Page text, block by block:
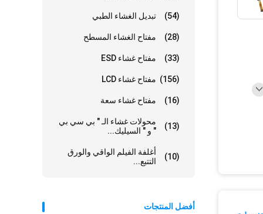
تبديل الغشاء الطبي (54)
مفتاح الغشاء المسطح (28)
مفتاح غشاء ESD (33)
مفتاح غشاء LCD (156)
مفتاح غشاء سعة (16)
محولات غشاء الـ " بي سي بي
" و " السيليك...
(13)
أغلفة الفيلم الواقي والورق
التتبع...
(10)
أفضل المنتجات